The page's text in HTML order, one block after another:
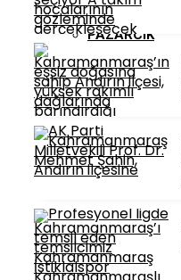
PAZARCIK
TÜRKOĞLU